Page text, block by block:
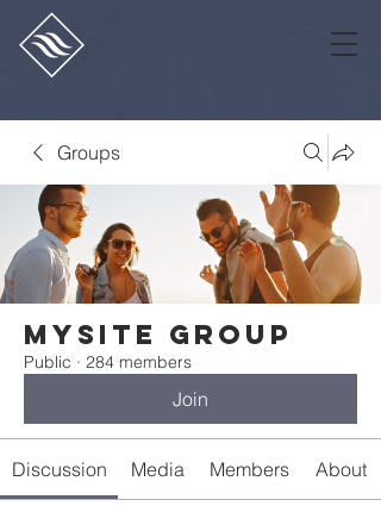
Groups
Mysite Group
Public · 284 members
Join
Discussion Media Members About